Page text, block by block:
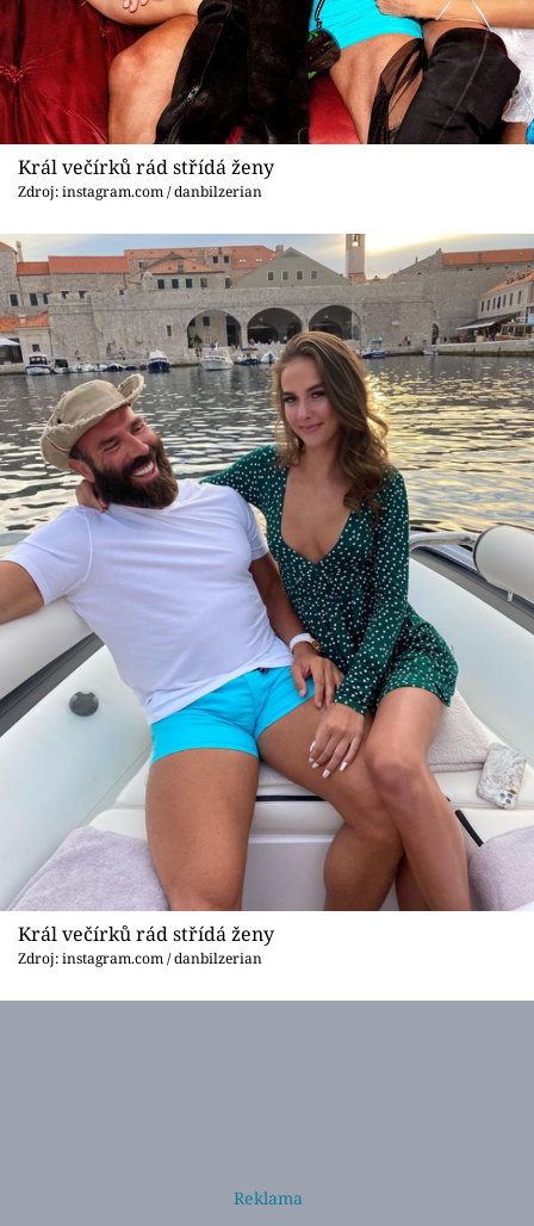
Videa
Sledujte prima+
Přihlášení
Sledujte nás
Král večírků rád střídá ženy
Zdroj: instagram.com / danbilzerian
Král večírků rád střídá ženy
Zdroj: instagram.com / danbilzerian